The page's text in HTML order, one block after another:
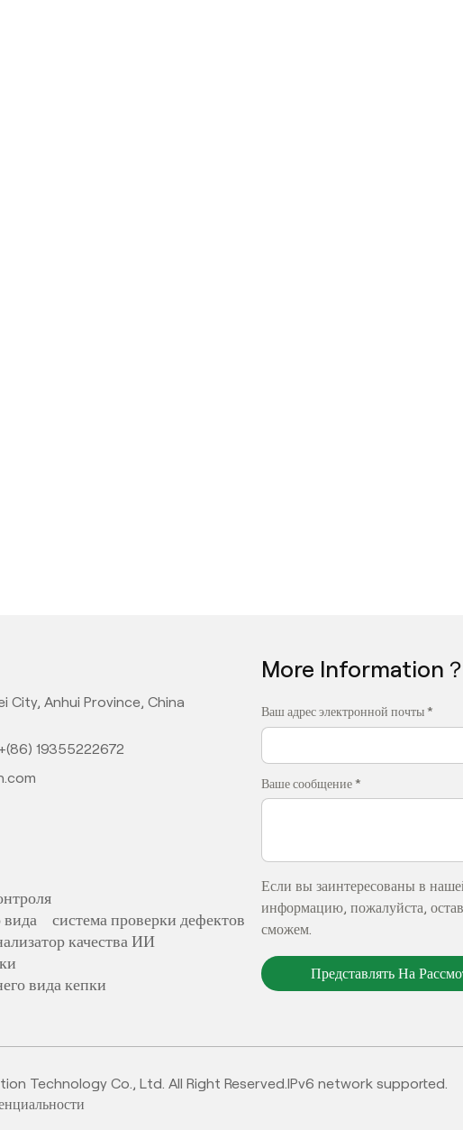
City, Anhui Province, China
+(86) 19355222672
вида
система проверки дефектов
качества ИИ
вида кепки
More Information？
Ваш адрес электронной почты *
Ваше сообщение *
Если вы заинтересованы в
информацию, пожалуйста,
сможем.
Представлять На
Technology Co., Ltd. All Right Reserved.IPv6 network supported.